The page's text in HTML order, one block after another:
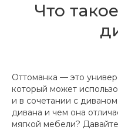
Что
Оттоманка — это
который может
и в сочетании с
дивана и чем она
мягкой мебели?